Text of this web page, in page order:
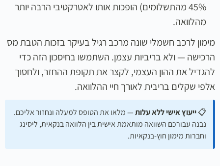
45% מהתשלומים) הופכות אותו לאטרקטיבי הרבה יותר
מהלוואה.
מימון לרכב חשמלי שונה מרכב רגיל בעיקר בזכות הטבת מס
הרכישה — ולא בריביות עצמן. השתמשו בחיסכון הזה כדי
להגדיל את ההון העצמי, לקצר את תקופת ההחזר, ולחסוך
אלפי שקלים בריבית לאורך חיי ההלוואה.
📋ייעוץ אישי ללא עלות— מלאו את הטופס למעלה ונחזור אליכם.
נבנה עבורכם השוואה מותאמת אישית בין הלוואה בנקאית, ליסינג
וחברות מימון חוץ-בנקאיות.